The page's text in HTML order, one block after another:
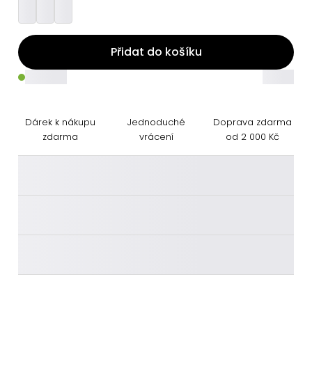
Přidat do košíku
Dárek k nákupu
zdarma
Jednoduché
vrácení
Doprava zdarma
od 2 000 Kč